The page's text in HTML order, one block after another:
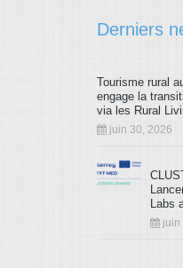
Derniers
Tourisme rural
engage la
via les Rural
juin 30, 2026
Labs
juin